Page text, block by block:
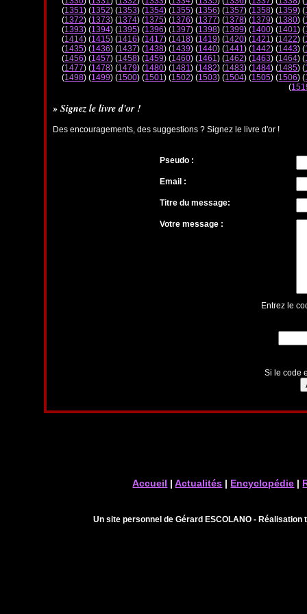
(1351) (1352) (1353) (1354) (1355) (1356) (1357) (1358) (1359) (
(1372) (1373) (1374) (1375) (1376) (1377) (1378) (1379) (1380) (
(1393) (1394) (1395) (1396) (1397) (1398) (1399) (1400) (1401) (
(1414) (1415) (1416) (1417) (1418) (1419) (1420) (1421) (1422) (
(1435) (1436) (1437) (1438) (1439) (1440) (1441) (1442) (1443) (
(1456) (1457) (1458) (1459) (1460) (1461) (1462) (1463) (1464) (
(1477) (1478) (1479) (1480) (1481) (1482) (1483) (1484) (1485) (
(1498) (1499) (1500) (1501) (1502) (1503) (1504) (1505) (1506) (
(
» Signez le livre d'or !
Des encouragements, des suggestions ? Signez le livre d'or !
Pseudo :
Email :
Titre du message:
Votre message :
Entrez le
Si le code
Accueil |Actualités | Encyclopédie |
Un site personnel de Gérard ESCOLANO -